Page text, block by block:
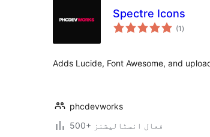
Spectre Icons
(1 مجموعی
درجہ
)
Adds Lucide, Font Awesome, and
phcdevworks
500+ فعال انسٹالیشنز